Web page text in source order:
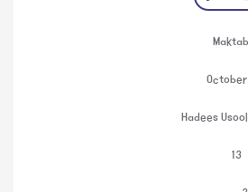
Hadees
13